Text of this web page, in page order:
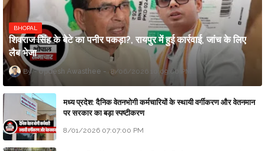
BHOPAL
शिवराज सिंह के बेटे का पनीर पकड़ा?, रायपुर में हुई कार्रवाई, जांच के लिए
लैब भेजा
Updesh Awasthee 8/06/2026 10:09:00 PM
मध्य प्रदेश: दैनिक वेतनभोगी कर्मचारियों के स्थायी वर्गीकरण और वेतनमान
पर सरकार का बड़ा स्पष्टीकरण
8/01/2026 07:07:00 PM